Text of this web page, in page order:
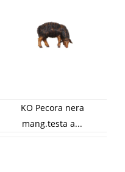
KO Pecora nera
mang.testa a...